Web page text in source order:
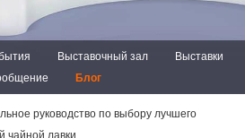
Выставочный зал
Выставки
Блог
руководство по выбору лучшего
чайной лавки